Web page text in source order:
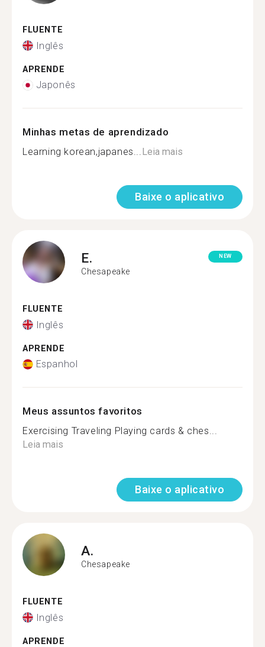
FLUENTE
Inglês
APRENDE
Japonês
Minhas metas de aprendizado
Learning korean,japanes...Leia mais
Baixe o aplicativo
E.
Chesapeake
NEW
FLUENTE
Inglês
APRENDE
Espanhol
Meus assuntos favoritos
Exercising Traveling Playing cards & ches...
Leia mais
Baixe o aplicativo
A.
Chesapeake
FLUENTE
Inglês
APRENDE